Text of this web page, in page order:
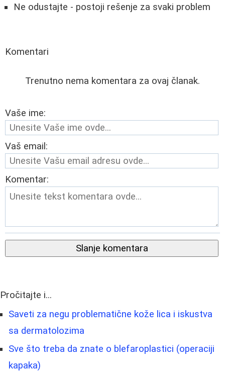
Ne odustajte - postoji rešenje za svaki problem
Komentari
Trenutno nema komentara za ovaj članak.
Vaše ime:
Vaš email:
Komentar:
Slanje komentara
Pročitajte i...
Saveti za negu problematične kože lica i iskustva
sa dermatolozima
Sve što treba da znate o blefaroplastici (operaciji
kapaka)